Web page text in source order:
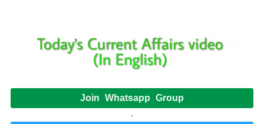
Join Whatsapp Group
.